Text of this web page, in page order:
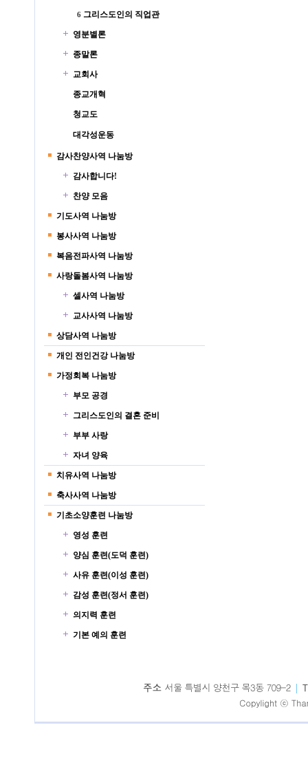
6 그리스도인의 직업관
영분별론
종말론
교회사
종교개혁
청교도
대각성운동
감사찬양사역 나눔방
감사합니다!
찬양 모음
기도사역 나눔방
봉사사역 나눔방
복음전파사역 나눔방
사랑돌봄사역 나눔방
셀사역 나눔방
교사사역 나눔방
상담사역 나눔방
개인 전인건강 나눔방
가정회복 나눔방
부모 공경
그리스도인의 결혼 준비
부부 사랑
자녀 양육
치유사역 나눔방
축사사역 나눔방
기초소양훈련 나눔방
영성 훈련
양심 훈련(도덕 훈련)
사유 훈련(이성 훈련)
감성 훈련(정서 훈련)
의지력 훈련
기본 예의 훈련